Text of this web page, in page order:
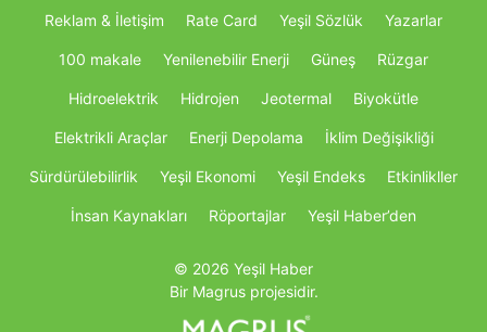
Reklam & İletişim Rate Card Yeşil Sözlük Yazarlar
100 makale Yenilenebilir Enerji Güneş Rüzgar
Hidroelektrik Hidrojen Jeotermal Biyokütle
Elektrikli Araçlar Enerji Depolama İklim Değişikliği
Sürdürülebilirlik Yeşil Ekonomi Yeşil Endeks Etkinlikller
İnsan Kaynakları Röportajlar Yeşil Haber’den
© 2026 Yeşil Haber
Bir Magrus projesidir.